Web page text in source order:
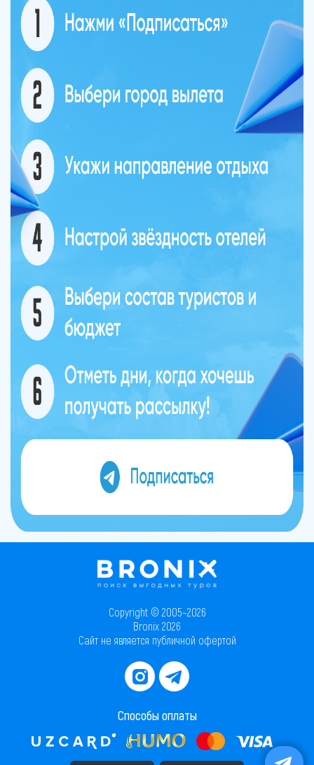
Copyright © 2005–2026
Bronix 2026
Сайт не является публичной офертой
Способы оплаты